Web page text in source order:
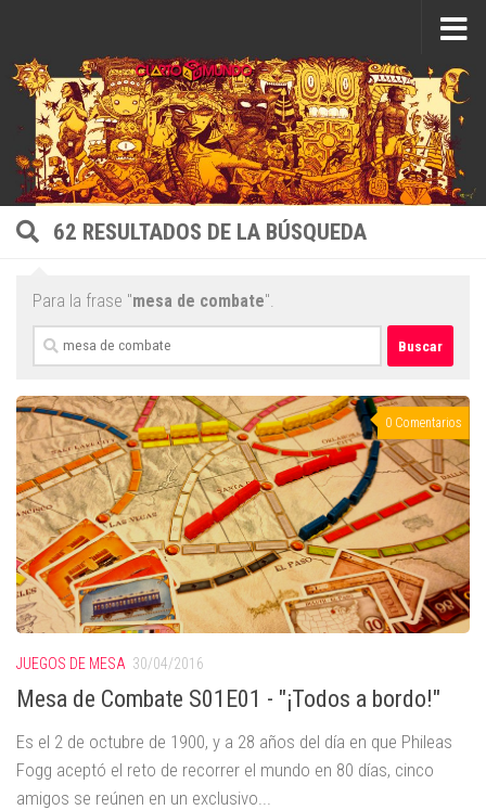
62 RESULTADOS DE LA BÚSQUEDA
Para la frase "mesa de combate".
Buscar:
0 Comentarios
JUEGOS DE MESA 30/04/2016
Mesa de Combate S01E01 - "¡Todos a bordo!"
Es el 2 de octubre de 1900, y a 28 años del día en que Phileas
Fogg aceptó el reto de recorrer el mundo en 80 días, cinco
amigos se reúnen en un exclusivo...